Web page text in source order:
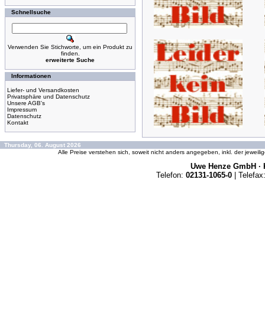
Schnellsuche
Verwenden Sie Stichworte, um ein Produkt zu
finden.
erweiterte Suche
Informationen
Liefer- und Versandkosten
Privatsphäre und Datenschutz
Unsere AGB's
Impressum
Datenschutz
Kontakt
Thursday, 06. August 2026
Alle Preise verstehen sich, soweit nicht anders angegeben, inkl. der
Uwe Henze GmbH ·
Telefon: 02131-1065-0 | Telefax: